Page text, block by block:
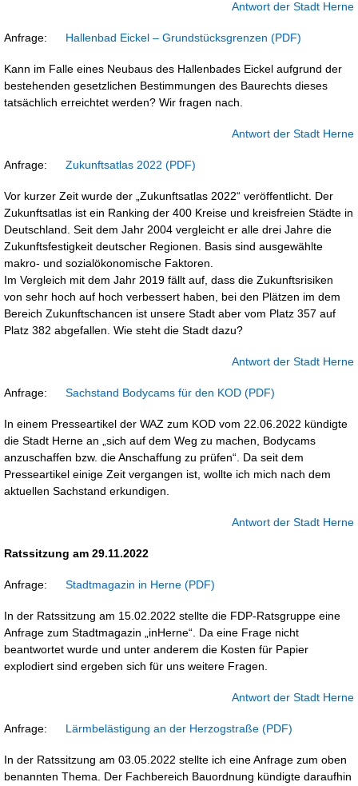
Antwort der Stadt Herne
Anfrage: Hallenbad Eickel – Grundstücksgrenzen
Kann im Falle eines Neubaus des Hallenbades Eickel aufgrund der
bestehenden gesetzlichen Bestimmungen des Baurechts dieses
tatsächlich erreichtet werden? Wir fragen nach.
Antwort der Stadt Herne
Anfrage: Zukunftsatlas 2022
Vor kurzer Zeit wurde der „Zukunftsatlas 2022“ veröffentlicht. Der
Zukunftsatlas ist ein Ranking der 400 Kreise und kreisfreien Städte in
Deutschland. Seit dem Jahr 2004 vergleicht er alle drei Jahre die
Zukunftsfestigkeit deutscher Regionen. Basis sind ausgewählte
makro- und sozialökonomische Faktoren.
Im Vergleich mit dem Jahr 2019 fällt auf, dass die Zukunftsrisiken
von sehr hoch auf hoch verbessert haben, bei den Plätzen im dem
Bereich Zukunftschancen ist unsere Stadt aber vom Platz 357 auf
Platz 382 abgefallen. Wie steht die Stadt dazu?
Antwort der Stadt Herne
Anfrage: Sachstand Bodycams für den KOD
In einem Presseartikel der WAZ zum KOD vom 22.06.2022 kündigte
die Stadt Herne an „sich auf dem Weg zu machen, Bodycams
anzuschaffen bzw. die Anschaffung zu prüfen“. Da seit dem
Presseartikel einige Zeit vergangen ist, wollte ich mich nach dem
aktuellen Sachstand erkundigen.
Antwort der Stadt Herne
Ratssitzung am 29.11.2022
Anfrage: Stadtmagazin in Herne
In der Ratssitzung am 15.02.2022 stellte die FDP-Ratsgruppe eine
Anfrage zum Stadtmagazin „inHerne“. Da eine Frage nicht
beantwortet wurde und unter anderem die Kosten für Papier
explodiert sind ergeben sich für uns weitere Fragen.
Antwort der Stadt Herne
Anfrage: Lärmbelästigung an der Herzogstraße
In der Ratssitzung am 03.05.2022 stellte ich eine Anfrage zum oben
benannten Thema. Der Fachbereich Bauordnung kündigte daraufhin